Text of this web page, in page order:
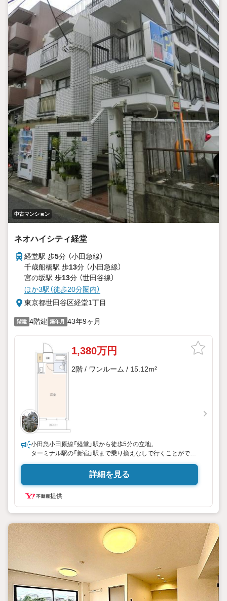
中古マンション
ネオハイシティ経堂
経堂駅 歩5分 （小田急線）
千歳船橋駅 歩13分 （小田急線）
宮の坂駅 歩13分 （世田谷線）
ほか3駅（徒歩20分圏内）
東京都世田谷区経堂1丁目
階建 4階建 築年月 43年9ヶ月
1,380万円
2階 / ワンルーム / 15.12m²
小田急小田原線「経堂」駅から徒歩5分の立地。
ターミナル駅の「新宿」駅まで乗り換えなしで行くことができ
るため、通勤通学に便利な住環境となっております。
また、「経堂」駅周辺にはスーパーマーケット、飲食店が複数
ございますので、普段の生活に不自由はございません。
物件についてご不明点やご質問などございましたら、お気軽
にお問い合わせくださいませ。
※組合協力金:月額100円
詳細を見る
提供